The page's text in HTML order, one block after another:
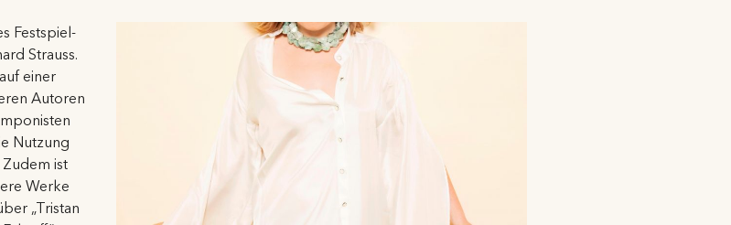
Festspiel-
Strauss.
einer
Autoren
Nutzung
ist
Werke
„Tristan